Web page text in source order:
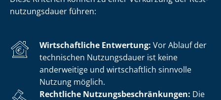
nut­zungs­dau­er führen:
Wirtschaftliche Entwertung: Vor Ablauf der
technischen Nutzungsdauer ist keine
anderweitige und wirtschaftlich sinnvolle
Nutzung möglich.
Rechtliche Nut­zungs­be­schrän­kun­gen: Die